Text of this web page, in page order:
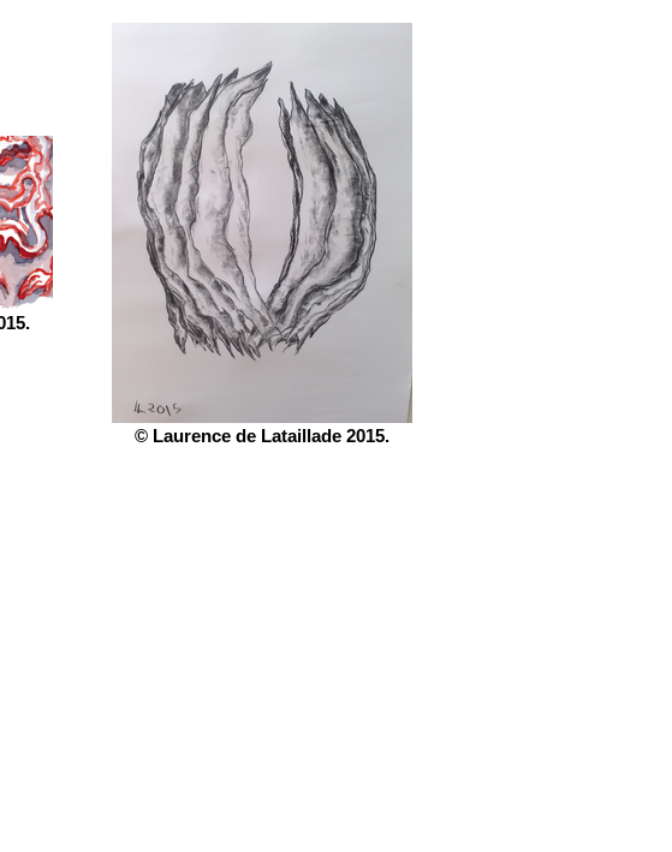
© Laurence de Lataillade 2015.